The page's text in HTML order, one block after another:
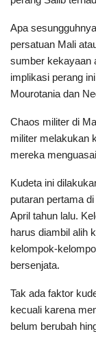
Apa
persatuan Mali
sumber kekayaan
implikasi perang
Mourotania dan
Chaos militer di
militer melakukan
mereka
Kudeta ini
putaran pertama
April tahun lalu.
harus diambil alih
kelompok-
bersenjata.
Tak ada faktor
kecuali karena
belum berubah